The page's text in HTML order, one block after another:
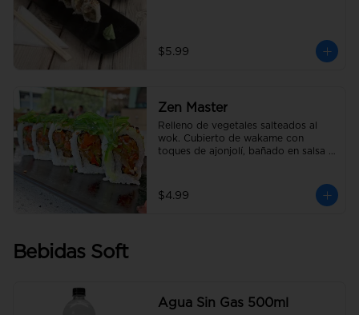
$5.99
Zen Master
Relleno de vegetales salteados al
wok. Cubierto de wakame con
toques de ajonjolí, bañado en salsa
$4.99
Bebidas Soft
Agua Sin Gas 500ml